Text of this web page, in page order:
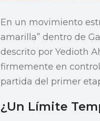
En un movimiento
amarilla” dentro de
descrito por Yedioth
firmemente en
partida del primer
¿Un Límite